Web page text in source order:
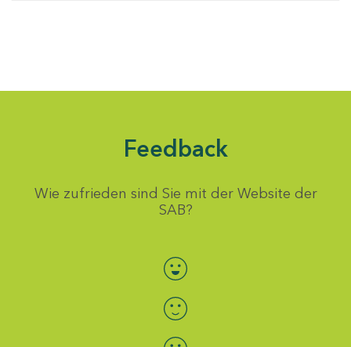
Feedback
Wie zufrieden sind Sie mit der Website der
SAB?
Bewertung auswählen